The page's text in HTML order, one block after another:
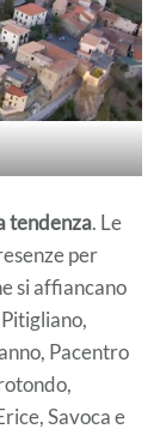
tendenza. Le
per
si affiancano
Pacentro
Savoca e